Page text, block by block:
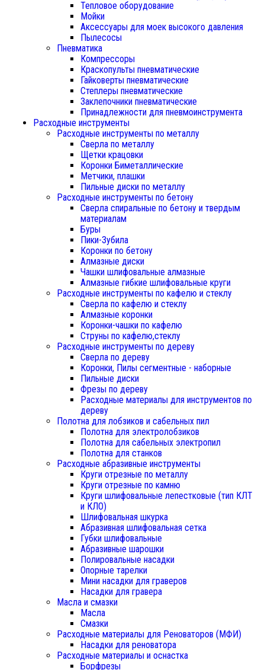
Тепловое оборудование
Мойки
Аксессуары для моек высокого давления
Пылесосы
Пневматика
Компрессоры
Краскопульты пневматические
Гайковерты пневматические
Степлеры пневматические
Заклепочники пневматические
Принадлежности для пневмоинструмента
Расходные инструменты
Расходные инструменты по металлу
Сверла по металлу
Щетки крацовки
Коронки Биметаллические
Метчики, плашки
Пильные диски по металлу
Расходные инструменты по бетону
Сверла спиральные по бетону и твердым
материалам
Буры
Пики-Зубила
Коронки по бетону
Алмазные диски
Чашки шлифовальные алмазные
Алмазные гибкие шлифовальные круги
Расходные инструменты по кафелю и стеклу
Сверла по кафелю и стеклу
Алмазные коронки
Коронки-чашки по кафелю
Струны по кафелю,стеклу
Расходные инструменты по дереву
Сверла по дереву
Коронки, Пилы сегментные - наборные
Пильные диски
Фрезы по дереву
Расходные материалы для инструментов по
дереву
Полотна для лобзиков и сабельных пил
Полотна для электролобзиков
Полотна для сабельных электропил
Полотна для станков
Расходные абразивные инструменты
Круги отрезные по металлу
Круги отрезные по камню
Круги шлифовальные лепестковые (тип КЛТ
и КЛО)
Шлифовальная шкурка
Абразивная шлифовальная сетка
Губки шлифовальные
Абразивные шарошки
Полировальные насадки
Опорные тарелки
Мини насадки для граверов
Насадки для гравера
Масла и смазки
Масла
Смазки
Расходные материалы для Реноваторов (МФИ)
Насадки для реноватора
Расходные материалы и оснастка
Борфрезы